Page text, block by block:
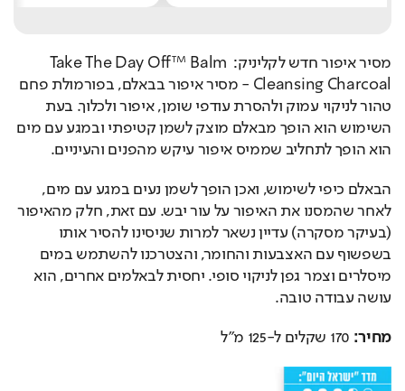
מסיר איפור חדש לקליניק: Take The Day Off™ Balm
Cleansing Charcoal - מסיר איפור בבאלם, בפורמולת פחם
טהור לניקוי עמוק ולהסרת עודפי שומן, איפור ולכלוך. בעת
השימוש הוא הופך מבאלם מוצק לשמן קטיפתי ובמגע עם מים
הוא הופך לתחליב שממיס איפור עיקש מהפנים והעיניים.
הבאלם כיפי לשימוש, ואכן הופך לשמן נעים במגע עם מים,
לאחר שהמסנו את האיפור על עור יבש. עם זאת, חלק מהאיפור
(בעיקר מסקרה) עדיין נשאר למרות שניסינו להסיר אותו
בשפשוף עם האצבעות והחומר, והצטרכנו להשתמש במים
מיסלרים וצמר גפן לניקוי סופי. יחסית לבאלמים אחרים, הוא
עושה עבודה טובה.
מחיר: 170 שקלים ל-125 מ"ל